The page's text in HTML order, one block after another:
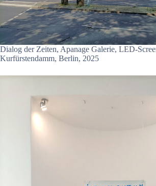
Dialog der Zeiten, Apanage Galerie, LED-
Kurfürstendamm, Berlin, 2025